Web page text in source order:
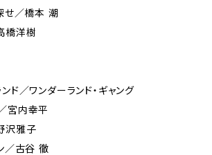
せ／橋本 潮
橋洋樹
ド／ワンダーランド・ギャング
宮内幸平
沢雅子
／古谷 徹